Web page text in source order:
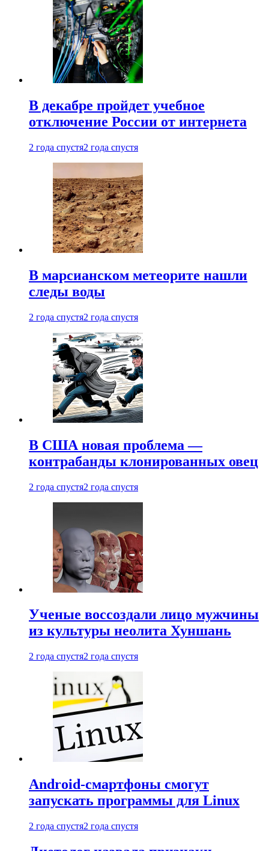
В декабре пройдет учебное
отключение России от интернета
2 года спустя2 года спустя
В марсианском метеорите нашли
следы воды
2 года спустя2 года спустя
В США новая проблема —
контрабанды клонированных овец
2 года спустя2 года спустя
Ученые воссоздали лицо мужчины
из культуры неолита Хуншань
2 года спустя2 года спустя
Android-смартфоны смогут
запускать программы для Linux
2 года спустя2 года спустя